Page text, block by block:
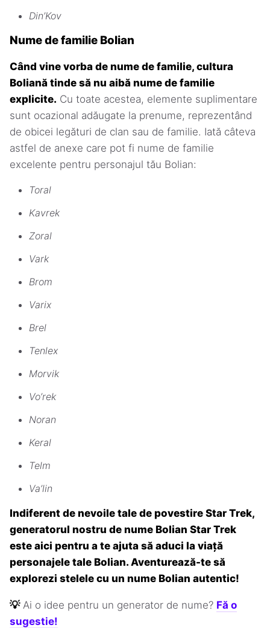
Din’Kov
Nume de familie Bolian
Când vine vorba de nume de familie, cultura
Boliană tinde să nu aibă nume de familie
explicite. Cu toate acestea, elemente suplimentare
sunt ocazional adăugate la prenume, reprezentând
de obicei legături de clan sau de familie. Iată câteva
astfel de anexe care pot fi nume de familie
excelente pentru personajul tău Bolian:
Toral
Kavrek
Zoral
Vark
Brom
Varix
Brel
Tenlex
Morvik
Vo’rek
Noran
Keral
Telm
Va’lin
Indiferent de nevoile tale de povestire Star Trek,
generatorul nostru de nume Bolian Star Trek
este aici pentru a te ajuta să aduci la viață
personajele tale Bolian. Aventurează-te să
explorezi stelele cu un nume Bolian autentic!
💡 Ai o idee pentru un generator de nume? Fă o
sugestie!